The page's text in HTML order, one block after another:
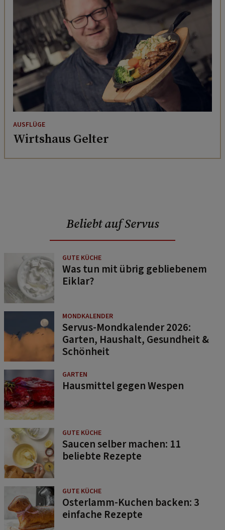
AUSFLÜGE
Wirtshaus Gelter
Beliebt auf Servus
GUTE KÜCHE
Was tun mit übrig gebliebenem
Eiklar?
MONDKALENDER
Servus-Mondkalender 2026:
Garten, Haushalt, Gesundheit &
Schönheit
GARTEN
Hausmittel gegen Wespen
GUTE KÜCHE
Saucen selber machen: 11
beliebte Rezepte
GUTE KÜCHE
Osterlamm-Kuchen backen: 3
einfache Rezepte